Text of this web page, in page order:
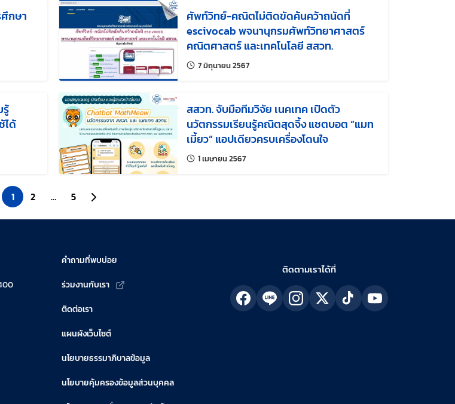
กษา
ศัพท์วิทย์-คณิตไม่ติดขัดค้นคว้าถนัดที่
escivocab พจนานุกรมศัพท์วิทยาศาสตร์
คณิตศาสตร์ และเทคโนโลยี สสวท.
7 มิถุนายน 2567แก้ไขล่าสุดเมื่อ:
รู้
ได้
สสวท. จับมือทีมวิจัย เนคเทค เปิดตัว
นวัตกรรมเรียนรู้คณิตสุดจึ้ง แชตบอต “แมท
เมี้ยว” แอปเดียวครบเครื่องโดนใจ
1 เมษายน 2567แก้ไขล่าสุดเมื่อ:
1 2 … 5 ไปยังหน้าถัดไป
คำถามที่พบบ่อย
ร่วมงานกับเรา
ติดต่อเรา
แผนผังเว็บไซต์
นโยบายธรรมาภิบาลข้อมูล
นโยบายคุ้มครองข้อมูลส่วนบุคคล
ติดตามเราได้ที่